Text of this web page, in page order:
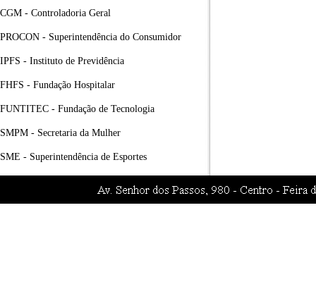
CGM - Controladoria Geral
PROCON - Superintendência do Consumidor
IPFS - Instituto de Previdência
FHFS - Fundação Hospitalar
FUNTITEC - Fundação de Tecnologia
SMPM - Secretaria da Mulher
SME - Superintendência de Esportes